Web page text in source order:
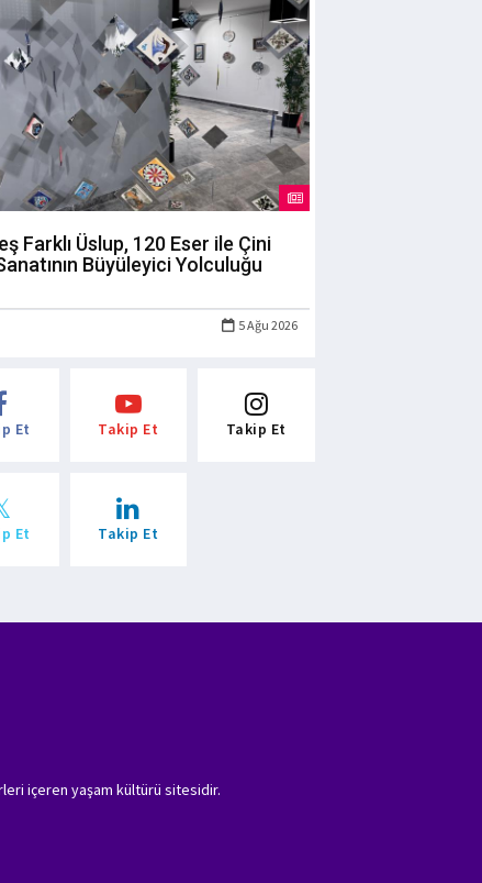
Farklı Üslup, 120 Eser ile Çini
Büyüleyici Yolculuğu
5 Ağu 2026
Et Takip Et Takip Et
Et Takip Et
içeren yaşam kültürü sitesidir.